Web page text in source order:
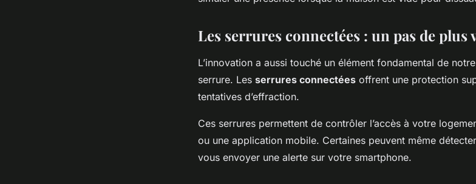
Les serrures connectées : un pas de plus
L’innovation a aussi touché un élément fondamental de
serrure. Les serrures connectées offrent une protection
tentatives d’effraction.
Ces serrures permettent de contrôler l’accès à votre
ou une application mobile. Certaines peuvent même
vous envoyer une alerte sur votre smartphone.